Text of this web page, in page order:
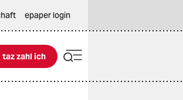
epaper login
ich
taz zahl ich